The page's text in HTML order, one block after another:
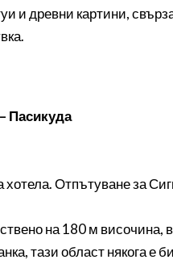
и древни картини,
Пасикуда
хотела. Отпътуване за
на 180 м височина,
тази област някога